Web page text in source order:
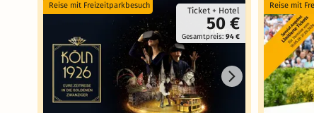
Ticket + Hotel
50 €
Gesamtpreis: 94 €
Reise mit Freizeitparkbesuch Reise mit